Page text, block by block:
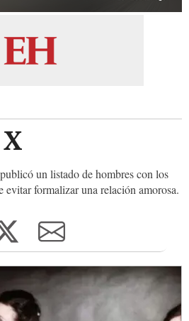
un listado de hombres con los
evitar formalizar una relación amorosa.